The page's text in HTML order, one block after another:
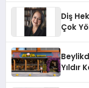
Diş
Çok
Yıldır